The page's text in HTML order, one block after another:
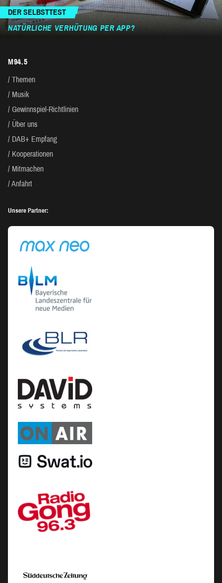
DER SELBSTTEST
NATÜRLICHE VERHÜTUNG PER APP?
M94.5
Themen
Musik
Gewinnspiel-Richtlinien
Über uns
DAB+ Empfang
Kooperationen
Mitmachen
Anfahrt
Unsere Partner: